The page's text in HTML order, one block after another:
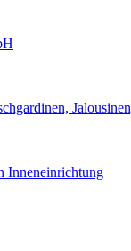
Inneneinrichtung